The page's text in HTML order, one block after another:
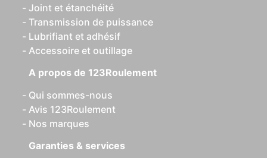
Joint et étanchéité
Transmission de puissance
Lubrifiant et adhésif
Accessoire et outillage
A propos de 123Roulement
Qui sommes-nous
Avis 123Roulement
Nos marques
Garanties & services